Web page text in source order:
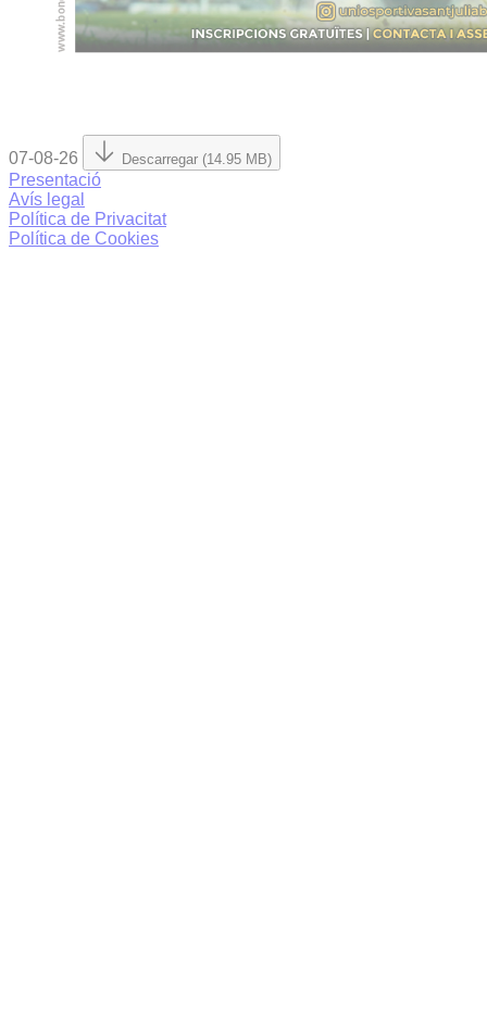
07-08-26 Descarregar (14.95 MB)
Presentació
Avís legal
Política de Privacitat
Política de Cookies